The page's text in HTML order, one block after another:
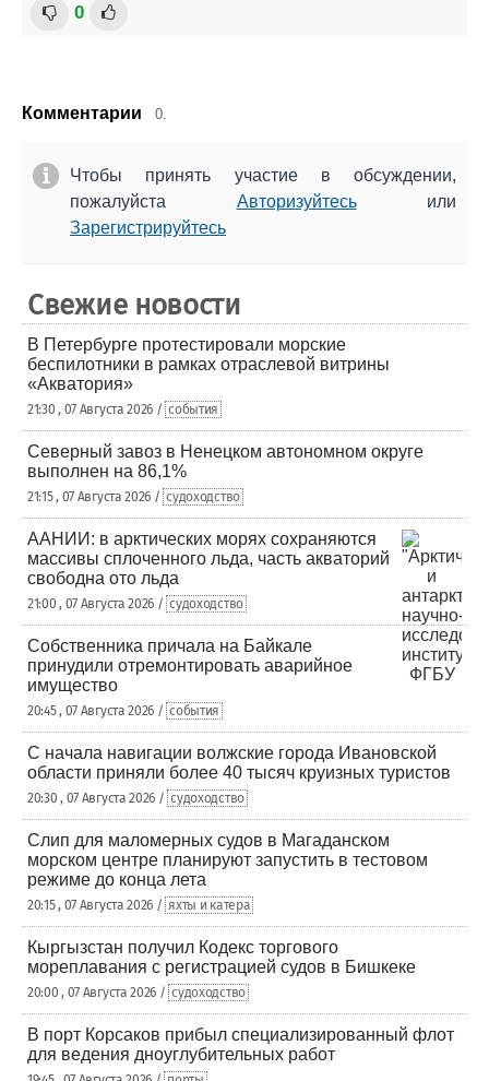
0
Комментарии 0.
Чтобы принять участие в обсуждении,
пожалуйста Авторизуйтесьили
Зарегистрируйтесь
Свежие новости
В Петербурге протестировали морские
беспилотники в рамках отраслевой витрины
«Акватория»
21:30 , 07 Августа 2026 / события
Северный завоз в Ненецком автономном округе
выполнен на 86,1%
21:15 , 07 Августа 2026 / судоходство
ААНИИ: в арктических морях сохраняются
массивы сплоченного льда, часть акваторий
свободна ото льда
21:00 , 07 Августа 2026 / судоходство
Собственника причала на Байкале
принудили отремонтировать аварийное
имущество
20:45 , 07 Августа 2026 / события
С начала навигации волжские города Ивановской
области приняли более 40 тысяч круизных туристов
20:30 , 07 Августа 2026 / судоходство
Слип для маломерных судов в Магаданском
морском центре планируют запустить в тестовом
режиме до конца лета
20:15 , 07 Августа 2026 / яхты и катера
Кыргызстан получил Кодекс торгового
мореплавания с регистрацией судов в Бишкеке
20:00 , 07 Августа 2026 / судоходство
В порт Корсаков прибыл специализированный флот
для ведения дноуглубительных работ